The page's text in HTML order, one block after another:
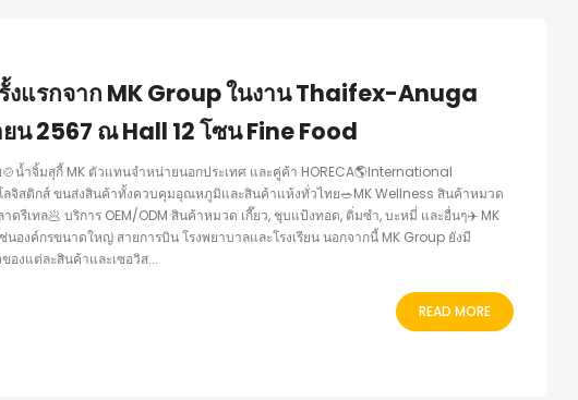
แรกจาก MK Group ในงาน Thaifex-Anuga
2567 ณ Hall 12 โซน Fine Food
น้ำจิ้มสุกี้ MK ตัวแทนจำหน่ายนอกประเทศ และคู่ค้า HORECA🌎International
จิสติกส์ ขนส่งสินค้าทั้งควบคุมอุณหภูมิและสินค้าแห้งทั่วไทย🥗MK Wellness สินค้าหมวด
รีเทล🥟 บริการ OEM/ODM สินค้าหมวด เกี๊ยว, ชุบแป้งทอด, ติ่มซำ, บะหมี่ และอื่นๆ✈️ MK
องค์กรขนาดใหญ่ สายการบิน โรงพยาบาลและโรงเรียน นอกจากนี้ MK Group ยังมี
องแต่ละสินค้าและเซอวิส...
READ MORE